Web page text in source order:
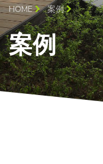
HOME 案例
案例